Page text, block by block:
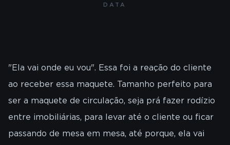
DATA
"Ela vai onde eu vou". Essa foi a reação do cliente
ao receber essa maquete. Tamanho perfeito para
ser a maquete de circulação, seja prá fazer rodízio
entre imobiliárias, para levar até o cliente ou ficar
passando de mesa em mesa, até porque, ela vai